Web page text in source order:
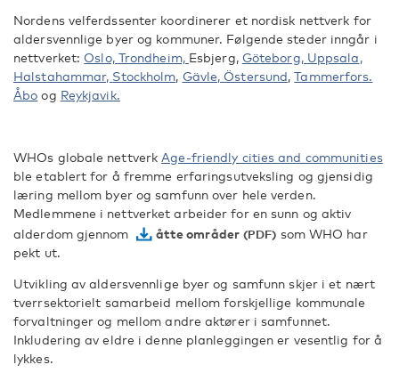
Nordens velferdssenter koordinerer et nordisk nettverk for
aldersvennlige byer og kommuner. Følgende steder inngår i
nettverket: Oslo, Trondheim, Esbjerg, Göteborg, Uppsala,
Halstahammar, Stockholm, Gävle, Östersund,Tammerfors.
Åbo og Reykjavik.
WHOs globale nettverkAge-friendly cities and communities
ble etablert for å fremme erfaringsutveksling og gjensidig
læring mellom byer og samfunn over hele verden.
Medlemmene i nettverket arbeider for en sunn og aktiv
alderdom gjennom
åtte områder
som WHO har
pekt ut.
Utvikling av aldersvennlige byer og samfunn skjer i et nært
tverrsektorielt samarbeid mellom forskjellige kommunale
forvaltninger og mellom andre aktører i samfunnet.
Inkludering av eldre i denne planleggingen er vesentlig for å
lykkes.